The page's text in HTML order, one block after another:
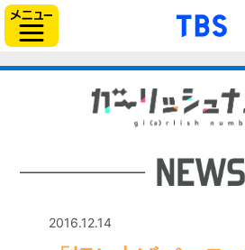
NEWS
ONAIR
STAFF＆
2016.12.14